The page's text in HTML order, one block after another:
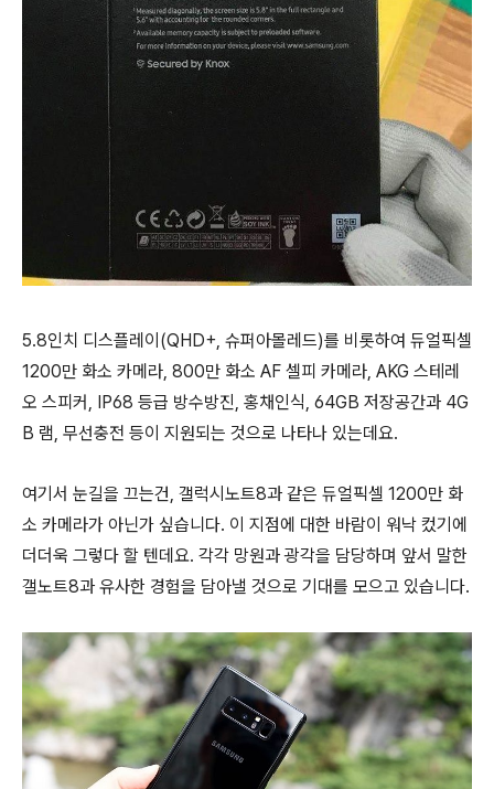
5.8인치 디스플레이(QHD+, 슈퍼아몰레드)를 비롯하여 듀얼픽셀
1200만 화소 카메라, 800만 화소 AF 셀피 카메라, AKG 스테레
오 스피커, IP68 등급 방수방진, 홍채인식, 64GB 저장공간과 4G
B 램, 무선충전 등이 지원되는 것으로 나타나 있는데요.
여기서 눈길을 끄는건, 갤럭시노트8과 같은 듀얼픽셀 1200만 화
소 카메라가 아닌가 싶습니다. 이 지점에 대한 바람이 워낙 컸기에
더더욱 그렇다 할 텐데요. 각각 망원과 광각을 담당하며 앞서 말한
갤노트8과 유사한 경험을 담아낼 것으로 기대를 모으고 있습니다.